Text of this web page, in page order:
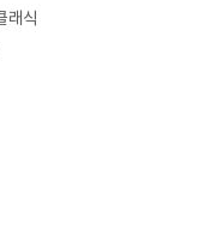
래식